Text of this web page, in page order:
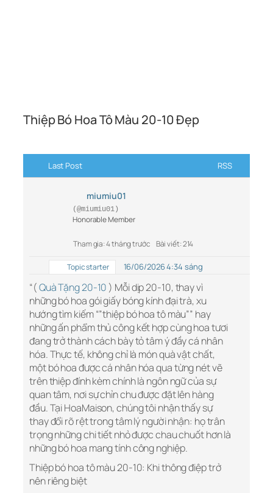
Thiệp Bó Hoa Tô Màu 20-10 Đẹp
Last Post RSS
miumiu01
(@miumiu01)
Honorable Member
Tham gia: 4 tháng trước Bài viết: 214
Topic starter 16/06/2026 4:34 sáng
“(Quà Tặng 20-10 ) Mỗi dịp 20-10, thay vì
những bó hoa gói giấy bóng kính đại trà, xu
hướng tìm kiếm “”thiệp bó hoa tô màu”” hay
những ấn phẩm thủ công kết hợp cùng hoa tươi
đang trở thành cách bày tỏ tâm ý đầy cá nhân
hóa. Thực tế, không chỉ là món quà vật chất,
một bó hoa được cá nhân hóa qua từng nét vẽ
trên thiệp đính kèm chính là ngôn ngữ của sự
quan tâm, nơi sự chỉn chu được đặt lên hàng
đầu. Tại HoaMaison, chúng tôi nhận thấy sự
thay đổi rõ rệt trong tâm lý người nhận: họ trân
trọng những chi tiết nhỏ được chau chuốt hơn là
những bó hoa mang tính công nghiệp.
Thiệp bó hoa tô màu 20-10: Khi thông điệp trở
nên riêng biệt